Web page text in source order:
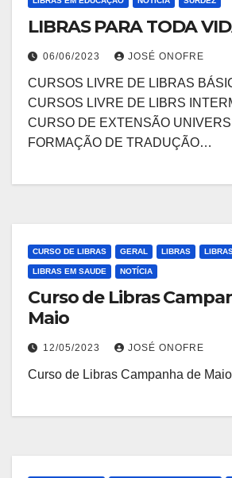
LIBRAS PARA TODA
06/06/2023 JOSÉ ONOFRE
CURSOS LIVRE DE LIBRAS
CURSOS LIVRE DE LIBRS
CURSO DE EXTENSÃO
FORMAÇÃO DE TRADUÇÃO…
CURSO DE LIBRAS GERAL LIBRAS
LIBRAS EM SAUDE NOTÍCIA
Curso de Libras
Maio
12/05/2023 JOSÉ ONOFRE
Curso de Libras Campanha de Maio